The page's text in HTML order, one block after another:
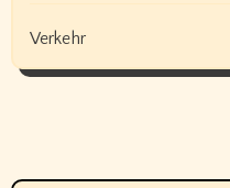
Verkehr